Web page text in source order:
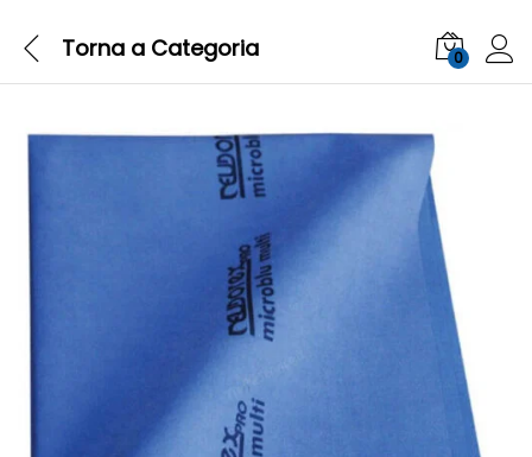
Torna a Categoria 0